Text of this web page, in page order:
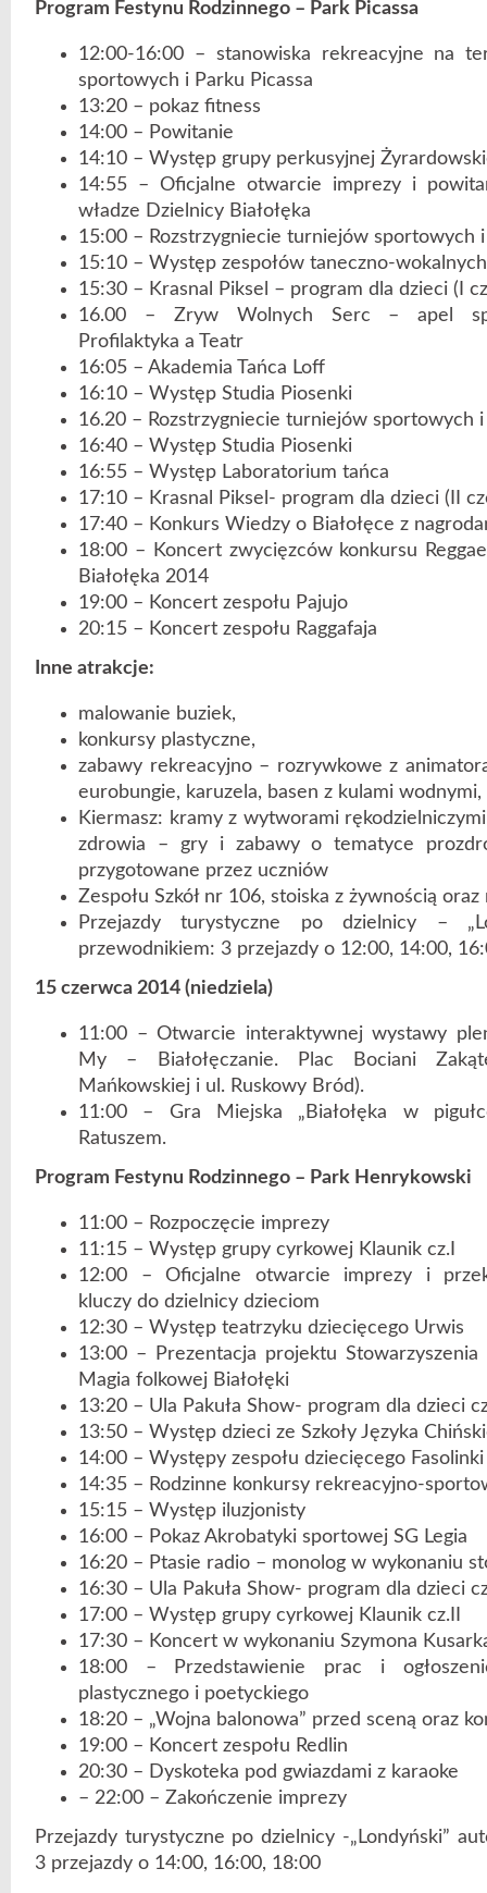
Program Festynu Rodzinnego – Park Picassa
12:00-16:00 – stanowiska rekreacyjne na
sportowych i Parku Picassa
13:20 – pokaz fitness
14:00 – Powitanie
14:10 – Występ grupy perkusyjnej
14:55 – Oficjalne otwarcie imprezy i
władze Dzielnicy Białołęka
15:00 – Rozstrzygniecie turniejów sportowych
15:10 – Występ zespołów taneczno-
15:30 – Krasnal Piksel – program dla dzieci (I
16.00 – Zryw Wolnych Serc – apel
Profilaktyka a Teatr
16:05 – Akademia Tańca Loff
16:10 – Występ Studia Piosenki
16.20 – Rozstrzygniecie turniejów sportowych
16:40 – Występ Studia Piosenki
16:55 – Występ Laboratorium tańca
17:10 – Krasnal Piksel- program dla dzieci (II
17:40 – Konkurs Wiedzy o Białołęce z
18:00 – Koncert zwycięzców konkursu
Białołęka 2014
19:00 – Koncert zespołu Pajujo
20:15 – Koncert zespołu Raggafaja
Inne atrakcje:
malowanie buziek,
konkursy plastyczne,
zabawy rekreacyjno – rozrywkowe z
eurobungie, karuzela, basen z kulami wodnymi,
Kiermasz: kramy z wytworami
zdrowia – gry i zabawy o tematyce
przygotowane przez uczniów
Zespołu Szkół nr 106, stoiska z żywnością oraz
Przejazdy turystyczne po dzielnicy –
przewodnikiem: 3 przejazdy o 12:00, 14:00,
15 czerwca 2014 (niedziela)
11:00 – Otwarcie interaktywnej wystawy
My – Białołęczanie. Plac Bociani
Mańkowskiej i ul. Ruskowy Bród).
11:00 – Gra Miejska „Białołęka w
Ratuszem.
Program Festynu Rodzinnego – Park Henrykowski
11:00 – Rozpoczęcie imprezy
11:15 – Występ grupy cyrkowej Klaunik cz.I
12:00 – Oficjalne otwarcie imprezy i
kluczy do dzielnicy dzieciom
12:30 – Występ teatrzyku dziecięcego Urwis
13:00 – Prezentacja projektu
Magia folkowej Białołęki
13:20 – Ula Pakuła Show- program dla dzieci
13:50 – Występ dzieci ze Szkoły Języka
14:00 – Występy zespołu dziecięcego Fasolinki
14:35 – Rodzinne konkursy rekreacyjno-
15:15 – Występ iluzjonisty
16:00 – Pokaz Akrobatyki sportowej SG Legia
16:20 – Ptasie radio – monolog w wykonaniu
16:30 – Ula Pakuła Show- program dla dzieci
17:00 – Występ grupy cyrkowej Klaunik cz.II
17:30 – Koncert w wykonaniu Szymona
18:00 – Przedstawienie prac i
plastycznego i poetyckiego
18:20 – „Wojna balonowa” przed sceną oraz
19:00 – Koncert zespołu Redlin
20:30 – Dyskoteka pod gwiazdami z karaoke
– 22:00 – Zakończenie imprezy
Przejazdy turystyczne po dzielnicy -„Londyński”
3 przejazdy o 14:00, 16:00, 18:00